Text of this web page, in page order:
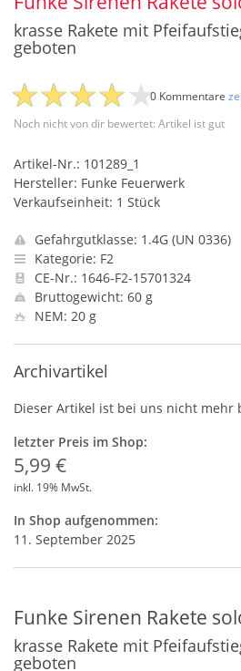
krasse Rakete mit
geboten
Noch nicht von dir bewertet: Artikel ist gut
0 Kommentare
Artikel-Nr.: 101289_1
Hersteller: Funke Feuerwerk
Verkaufseinheit: 1 Stück
Gefahrgutklasse: 1.4G (UN 0336)
Kategorie: F2
CE-Nr.: 1646-F2-15701324
Bruttogewicht: 60 g
NEM: 20 g
Archivartikel
Dieser Artikel ist bei uns nicht mehr
letzter Preis im Shop:
5,99 €
inkl. 19% MwSt.
In Shop aufgenommen:
11. September 2025
Funke Sirenen Rakete
krasse Rakete mit
geboten